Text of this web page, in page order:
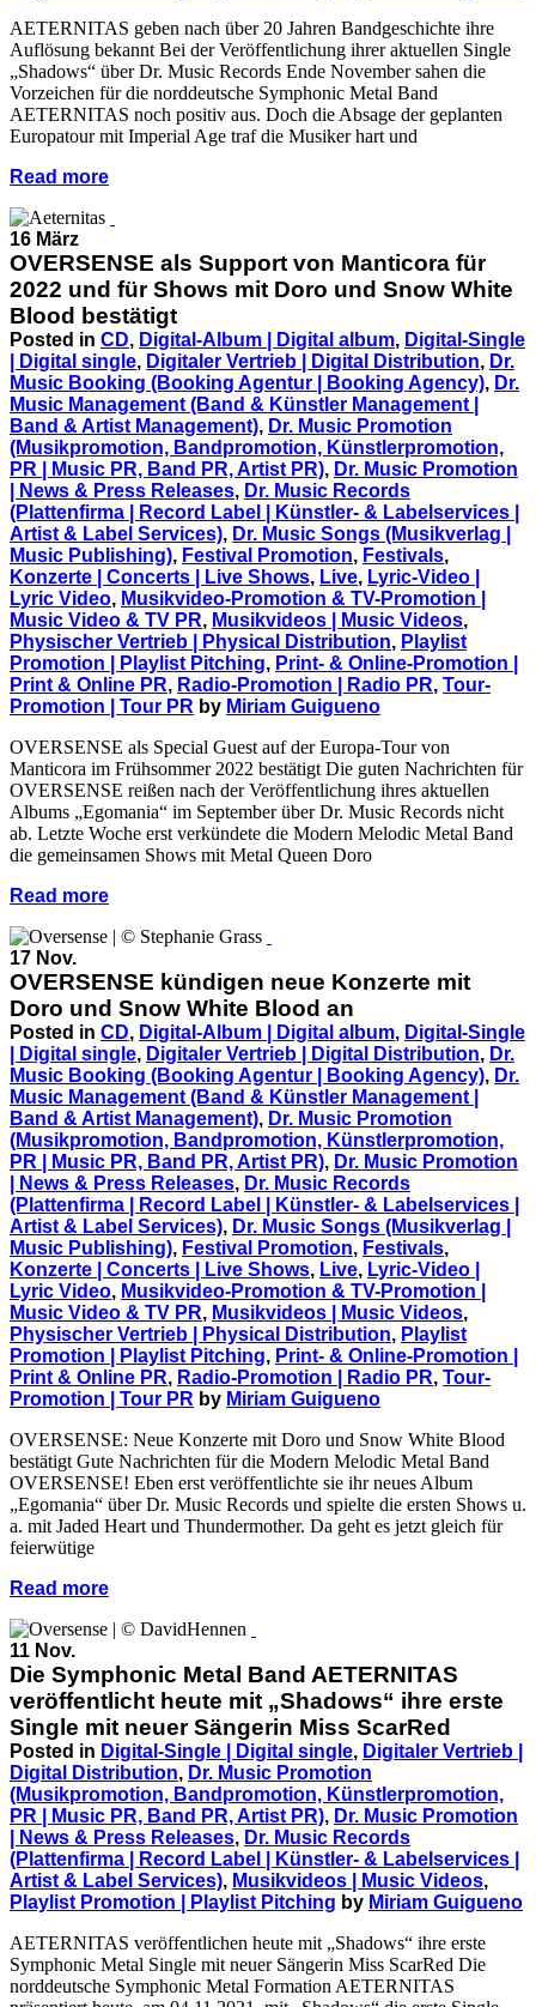
AETERNITAS geben nach über 20 Jahren Bandgeschichte ihre
Auflösung bekannt Bei der Veröffentlichung ihrer aktuellen Single
„Shadows“ über Dr. Music Records Ende November sahen die
Vorzeichen für die norddeutsche Symphonic Metal Band
AETERNITAS noch positiv aus. Doch die Absage der geplanten
Europatour mit Imperial Age traf die Musiker hart und
Read more
16 März
OVERSENSE als Support von Manticora für
2022 und für Shows mit Doro und Snow White
Blood bestätigt
Posted in CD, Digital-Album | Digital album, Digital-Single
| Digital single, Digitaler Vertrieb | Digital Distribution, Dr.
Music Booking (Booking Agentur | Booking Agency), Dr.
Music Management (Band & Künstler Management |
Band & Artist Management), Dr. Music Promotion
(Musikpromotion, Bandpromotion, Künstlerpromotion,
PR | Music PR, Band PR, Artist PR), Dr. Music Promotion
| News & Press Releases, Dr. Music Records
(Plattenfirma | Record Label | Künstler- & Labelservices |
Artist & Label Services), Dr. Music Songs (Musikverlag |
Music Publishing), Festival Promotion, Festivals,
Konzerte | Concerts | Live Shows, Live, Lyric-Video |
Lyric Video, Musikvideo-Promotion & TV-Promotion |
Music Video & TV PR, Musikvideos | Music Videos,
Physischer Vertrieb | Physical Distribution, Playlist
Promotion | Playlist Pitching, Print- & Online-Promotion |
Print & Online PR, Radio-Promotion | Radio PR, Tour-
Promotion | Tour PR by Miriam Guigueno
OVERSENSE als Special Guest auf der Europa-Tour von
Manticora im Frühsommer 2022 bestätigt Die guten Nachrichten für
OVERSENSE reißen nach der Veröffentlichung ihres aktuellen
Albums „Egomania“ im September über Dr. Music Records nicht
ab. Letzte Woche erst verkündete die Modern Melodic Metal Band
die gemeinsamen Shows mit Metal Queen Doro
Read more
17 Nov.
OVERSENSE kündigen neue Konzerte mit
Doro und Snow White Blood an
Posted in CD, Digital-Album | Digital album, Digital-Single
| Digital single, Digitaler Vertrieb | Digital Distribution, Dr.
Music Booking (Booking Agentur | Booking Agency), Dr.
Music Management (Band & Künstler Management |
Band & Artist Management), Dr. Music Promotion
(Musikpromotion, Bandpromotion, Künstlerpromotion,
PR | Music PR, Band PR, Artist PR), Dr. Music Promotion
| News & Press Releases, Dr. Music Records
(Plattenfirma | Record Label | Künstler- & Labelservices |
Artist & Label Services), Dr. Music Songs (Musikverlag |
Music Publishing), Festival Promotion, Festivals,
Konzerte | Concerts | Live Shows, Live, Lyric-Video |
Lyric Video, Musikvideo-Promotion & TV-Promotion |
Music Video & TV PR, Musikvideos | Music Videos,
Physischer Vertrieb | Physical Distribution, Playlist
Promotion | Playlist Pitching, Print- & Online-Promotion |
Print & Online PR, Radio-Promotion | Radio PR, Tour-
Promotion | Tour PR by Miriam Guigueno
OVERSENSE: Neue Konzerte mit Doro und Snow White Blood
bestätigt Gute Nachrichten für die Modern Melodic Metal Band
OVERSENSE! Eben erst veröffentlichte sie ihr neues Album
„Egomania“ über Dr. Music Records und spielte die ersten Shows u.
a. mit Jaded Heart und Thundermother. Da geht es jetzt gleich für
feierwütige
Read more
11 Nov.
Die Symphonic Metal Band AETERNITAS
veröffentlicht heute mit „Shadows“ ihre erste
Single mit neuer Sängerin Miss ScarRed
Posted in Digital-Single | Digital single, Digitaler Vertrieb |
Digital Distribution, Dr. Music Promotion
(Musikpromotion, Bandpromotion, Künstlerpromotion,
PR | Music PR, Band PR, Artist PR), Dr. Music Promotion
| News & Press Releases, Dr. Music Records
(Plattenfirma | Record Label | Künstler- & Labelservices |
Artist & Label Services), Musikvideos | Music Videos,
Playlist Promotion | Playlist Pitching by Miriam Guigueno
AETERNITAS veröffentlichen heute mit „Shadows“ ihre erste
Symphonic Metal Single mit neuer Sängerin Miss ScarRed Die
norddeutsche Symphonic Metal Formation AETERNITAS